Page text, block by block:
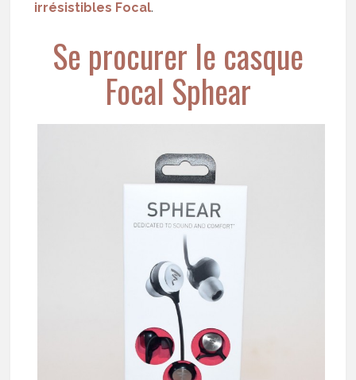
irrésistibles Focal.
Se procurer le casque
Focal Sphear